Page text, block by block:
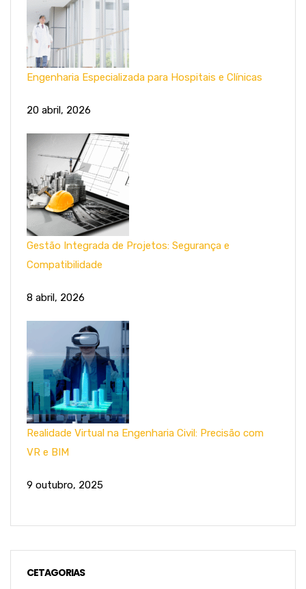
Engenharia Especializada para Hospitais e Clínicas
20 abril, 2026
Gestão Integrada de Projetos: Segurança e
Compatibilidade
8 abril, 2026
Realidade Virtual na Engenharia Civil: Precisão com
VR e BIM
9 outubro, 2025
CETAGORIAS